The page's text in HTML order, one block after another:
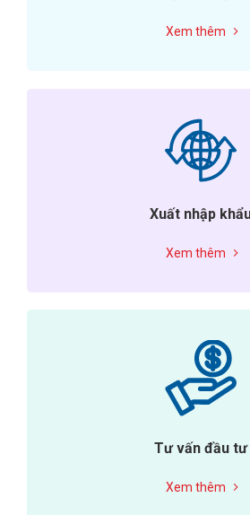
Xem thêm
Xuất nhập
Xem thêm
Tư vấn đầu tư
Xem thêm